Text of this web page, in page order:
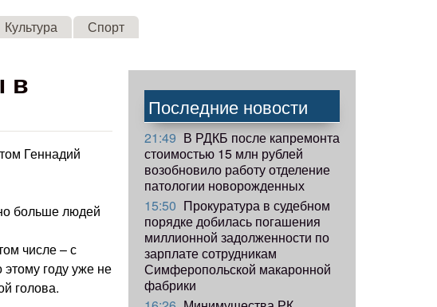
Культура Спорт
в
Геннадий
больше людей
числе – с
году уже не
голова.
Последние новости
21:49 В РДКБ после капремонта
стоимостью 15 млн рублей
возобновило работу отделение
патологии новорожденных
15:50 Прокуратура в судебном
порядке добилась погашения
миллионной задолженности по
зарплате сотрудникам
Симферопольской макаронной
фабрики